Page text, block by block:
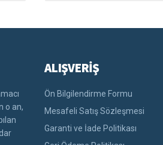
o an,
ALIŞVERİŞ
Ön Bilgilendirme Formu
Mesafeli Satış Sözleşmesi
Garanti ve İade Politikası